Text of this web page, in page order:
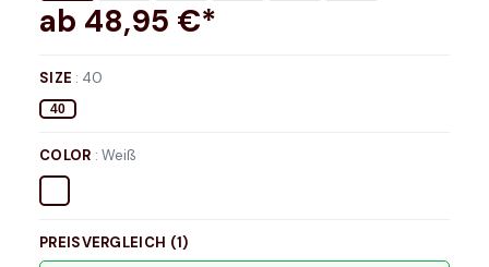
ab 48,95 €*
SIZE : 40
40
COLOR : Weiß
PREISVERGLEICH (1)